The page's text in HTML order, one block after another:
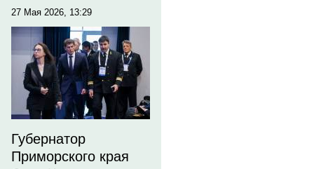
27 Мая 2026, 13:29
Губернатор
Приморского края